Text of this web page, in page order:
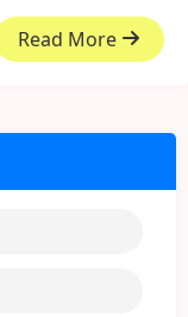
Read More